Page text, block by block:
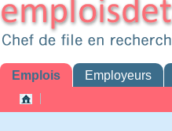
Emplois Employeurs